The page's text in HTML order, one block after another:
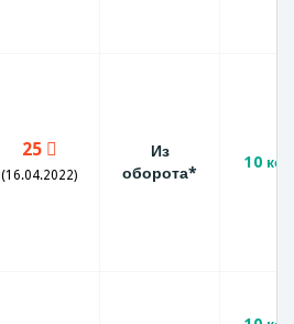
25
(16.04.2022)
Из
оборота*
10